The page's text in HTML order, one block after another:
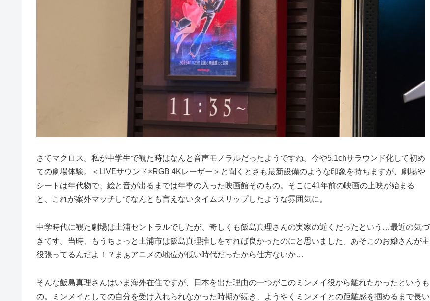
さてマクロス。私が中学生で観た時はなんと音声モノラルだったようですね。今や5.1chサラウンド化して初め
ての劇場体験。＜LIVEサウンド×RGB 4Kレーザー＞と聞くとさも最新設備のような印象を持ちますが、劇場や
シートは年代物で、絵と音が出るまでは年季の入った映画館そのもの。そこに41年前の映画の上映が始まる
と、これが案外マッチしてなんとも言えないタイムスリップしたような雰囲気に。
中学時代に観た劇場は土浦セントラルでしたが、奇しくも飯島真理さんの実家の近くだったという…最近の気づ
きです。当時、もうちょっと土浦市は飯島真理推しをすれば良かったのにと思いました。あそこのお嬢さんが主
役張ってるんだよ！？まぁアニメの地位が低い時代だったから仕方ないか…
そんな飯島真理さんはいま海外在住ですが、日本を出た理由の一つがこのミンメイ役から離れたかったというも
の。ミンメイとしての自分を受け入れられなかった時期が続き、ようやくミンメイとの距離感を掴めるまで長い